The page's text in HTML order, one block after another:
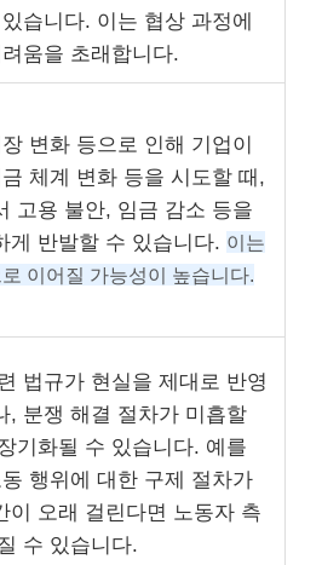
습니다. 이는 협상 과정에
움을 초래합니다.
변화 등으로 인해 기업이
체계 변화 등을 시도할 때,
고용 불안, 임금 감소 등을
게 반발할 수 있습니다. 이는
이어질 가능성이 높습니다.
법규가 현실을 제대로 반영
, 분쟁 해결 절차가 미흡할
기화될 수 있습니다. 예를
행위에 대한 구제 절차가
이 오래 걸린다면 노동자 측
수 있습니다.